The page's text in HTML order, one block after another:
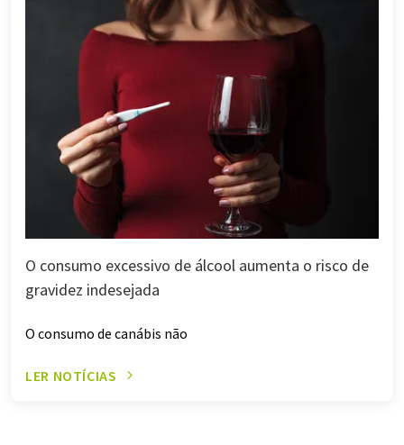
O consumo excessivo de álcool aumenta o risco de
gravidez indesejada
O consumo de canábis não
LER NOTÍCIAS